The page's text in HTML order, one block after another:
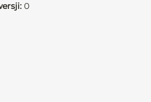
0